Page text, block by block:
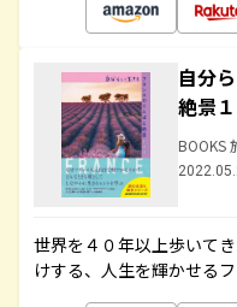
自分
絶景
BOOKS
世界を４０年以上歩いて
けする、人生を輝かせる